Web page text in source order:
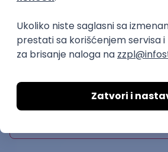
Organizator
OMLADINSKI DELEGATI
UJEDINJENIM NACIJAMA
Rok za prijavu